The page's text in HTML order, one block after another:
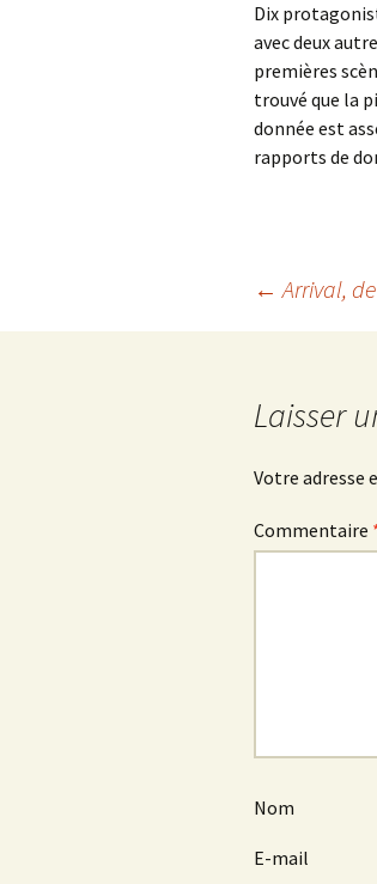
Dix
avec deux
premières
trouvé que la
donnée est
rapports de
Navigation
← Arrival,
Laisser
Votre adresse
Commentaire
Nom
E-mail